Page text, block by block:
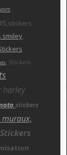
,stickers
smiley,
, Stickers
harley
stickers
Stickers